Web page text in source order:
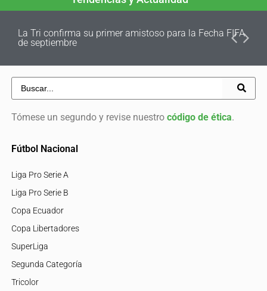
La Tri confirma su primer amistoso para la Fecha FIFA
de septiembre
Tómese un segundo y revise nuestro código de ética.
Fútbol Nacional
Liga Pro Serie A
Liga Pro Serie B
Copa Ecuador
Copa Libertadores
SuperLiga
Segunda Categoría
Tricolor